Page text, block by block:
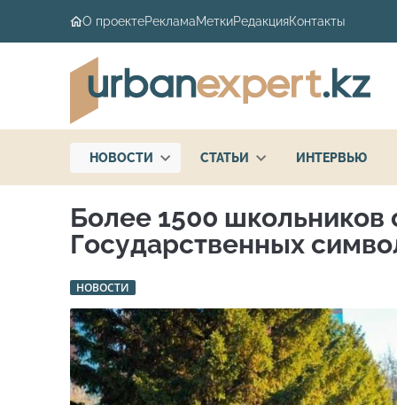
О проектеРекламаМеткиРедакцияКонтакты
НОВОСТИ СТАТЬИ ИНТЕРВЬЮ
Более 1500
Государственных
НОВОСТИ